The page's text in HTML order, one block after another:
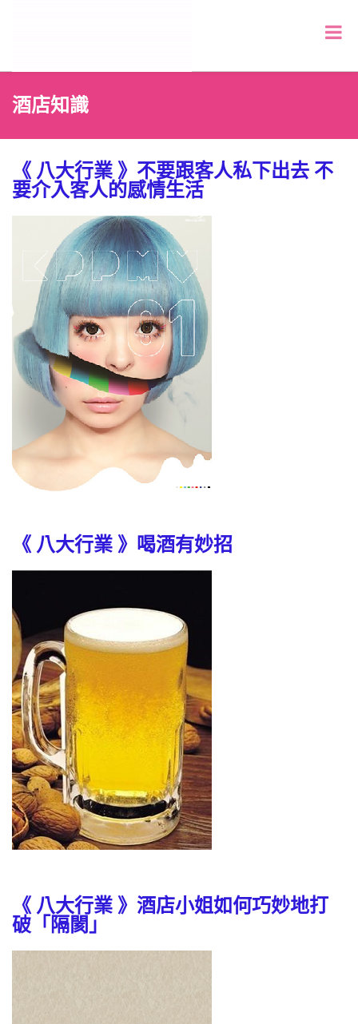
酒店知識
《 八大行業 》不要跟客人私下出去 不
要介入客人的感情生活
《 八大行業 》喝酒有妙招
《 八大行業 》酒店小姐如何巧妙地打
破「隔閡」